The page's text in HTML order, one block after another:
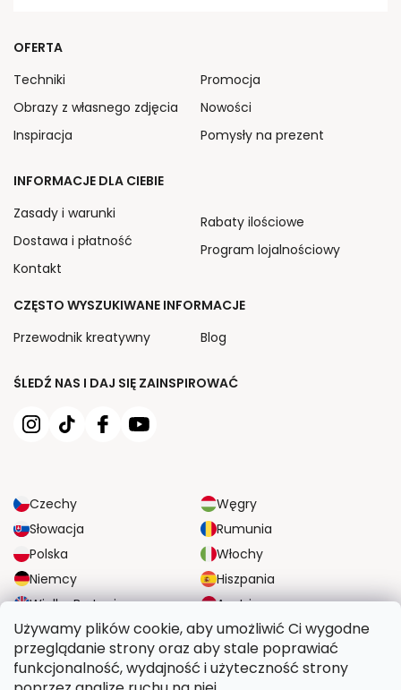
Używamy plików cookie, aby umożliwić Ci wygodne
przeglądanie strony oraz aby stale poprawiać
funkcjonalność, wydajność i użyteczność strony
ŚLEDŹ NAS I DAJ SIĘ ZAINSPIROWAĆ
Czechy
Węgry
Słowacja
Rumunia
Polska
Włochy
Niemcy
Hiszpania
Wielka Brytania
Austria
OFERTA
Techniki
Obrazy z własnego zdjęcia
Inspiracja
Promocja
Nowości
Pomysły na prezent
INFORMACJE DLA CIEBIE
Zasady i warunki
Dostawa i płatność
Kontakt
Rabaty ilościowe
Program lojalnościowy
CZĘSTO WYSZUKIWANE INFORMACJE
Przewodnik kreatywny
Blog
NIEZAWODNE OPCJE DOSTAWY